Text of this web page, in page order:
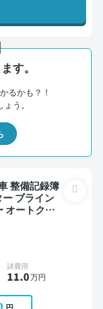
す。
るかも？！
う。
ブライン
オートクル
レコーダー
乗り
諸費用
11.0万円